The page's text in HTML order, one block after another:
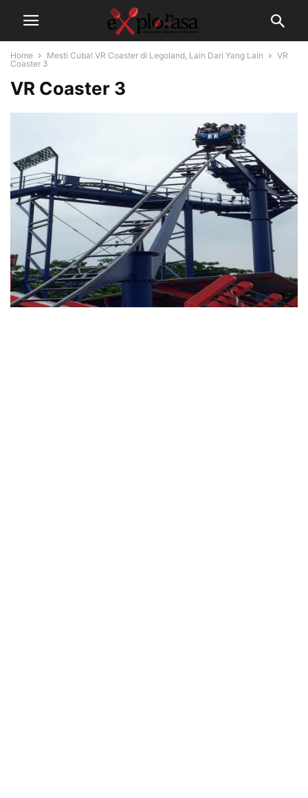
Home Mesti Cuba! VR Coaster di Legoland, Lain Dari Yang Lain
VR
Coaster 3
VR Coaster 3